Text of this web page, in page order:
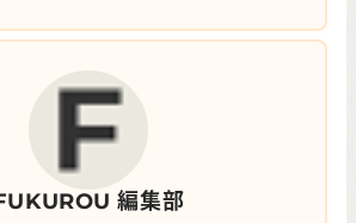
編集部